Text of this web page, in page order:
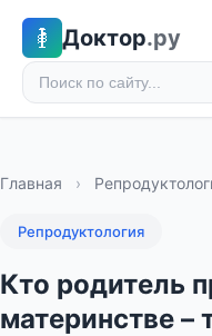
Доктор.ру
Главная ›
Репродуктология
Кто родитель
материнстве –